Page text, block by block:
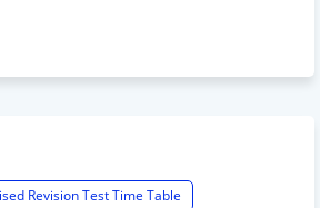
Revision Test Time Table